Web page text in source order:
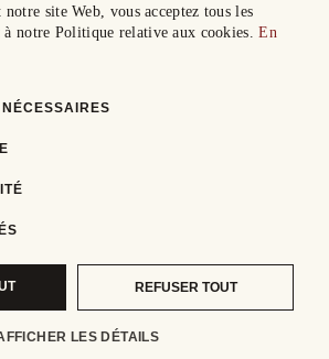
site Web, vous acceptez tous les
à notre Politique relative aux cookies.En
REFUSER TOUT
LES DÉTAILS